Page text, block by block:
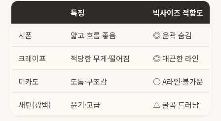
특징 빅사이즈 적합도
시폰 얇고 흐름 좋음 ◎ 윤곽 숨김
크레이프 적당한 무게·떨어짐 ◎ 매끈한 라인
미카도 도톰·구조감 ○ A라인·볼가운
새틴(광택) 윤기·고급 △ 굴곡 드러남